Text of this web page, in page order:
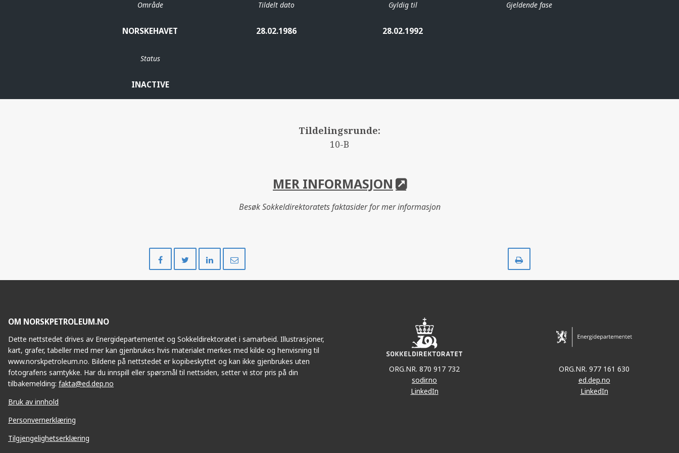
Område
NORSKEHAVET
Tildelt dato
28.02.1986
Gyldig til
28.02.1992
Gjeldende fase
Status
INACTIVE
Tildelingsrunde:
10-B
MER INFORMASJON
Besøk Sokkeldirektoratets faktasider for mer informasjon
på
på
på
OM NORSKPETROLEUM.NO
Dette nettstedet drives av Energidepartementet og Sokkeldirektoratet i samarbeid. Illustrasjoner,
kart, grafer, tabeller med mer kan gjenbrukes hvis materialet merkes med kilde og henvisning til
www.norskpetroleum.no. Bildene på nettstedet er kopibeskyttet og kan ikke gjenbrukes uten
fotografens samtykke. Har du innspill eller spørsmål til nettsiden, setter vi stor pris på din
tilbakemelding: fakta@ed.dep.no
Bruk av innhold
Personvernerklæring
Tilgjengelighetserklæring
ORG.NR. 870 917 732
sodir.no
LinkedIn
ORG.NR. 977 161 630
ed.dep.no
LinkedIn